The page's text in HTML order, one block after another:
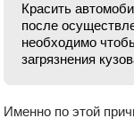
Красить
после
необходимо
загрязнения
Именно по этой